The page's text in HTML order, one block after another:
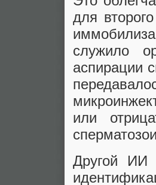
для
служило
аспирации
или
Другой ИИ